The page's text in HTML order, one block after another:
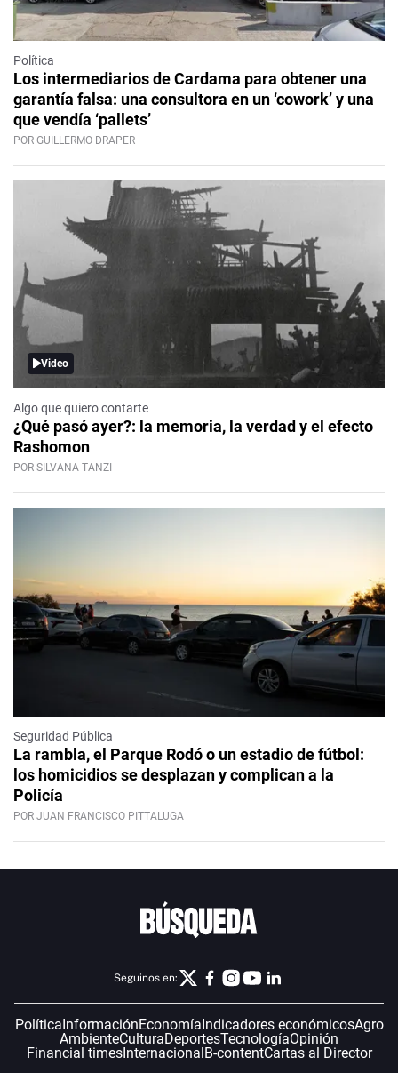
Política
Los intermediarios de Cardama para obtener una
garantía falsa: una consultora en un ‘cowork’ y una
que vendía ‘pallets’
POR GUILLERMO DRAPER
Video
Algo que quiero contarte
¿Qué pasó ayer?: la memoria, la verdad y el efecto
Rashomon
POR SILVANA TANZI
Seguridad Pública
La rambla, el Parque Rodó o un estadio de fútbol:
los homicidios se desplazan y complican a la
Policía
POR JUAN FRANCISCO PITTALUGA
Seguinos en:
PolíticaInformaciónEconomíaIndicadores económicosAgro
AmbienteCulturaDeportesTecnologíaOpinión
Financial timesInternacionalB-contentCartas al Director